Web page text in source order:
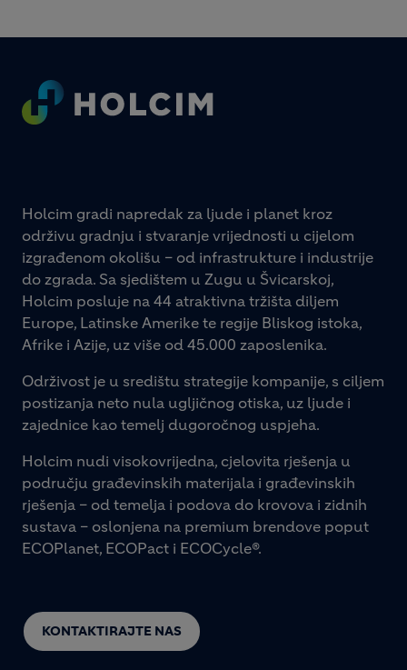
Footer
KONTAKTIRAJTE NAS
Holcim gradi napredak za ljude i planet kroz
održivu gradnju i stvaranje vrijednosti u cijelom
izgrađenom okolišu – od infrastrukture i industrije
do zgrada. Sa sjedištem u Zugu u Švicarskoj,
Holcim posluje na 44 atraktivna tržišta diljem
Europe, Latinske Amerike te regije Bliskog istoka,
Afrike i Azije, uz više od 45.000 zaposlenika.
Održivost je u središtu strategije kompanije, s ciljem
postizanja neto nula ugljičnog otiska, uz ljude i
zajednice kao temelj dugoročnog uspjeha.
Holcim nudi visokovrijedna, cjelovita rješenja u
području građevinskih materijala i građevinskih
rješenja – od temelja i podova do krovova i zidnih
sustava – oslonjena na premium brendove poput
ECOPlanet, ECOPact i ECOCycle®.